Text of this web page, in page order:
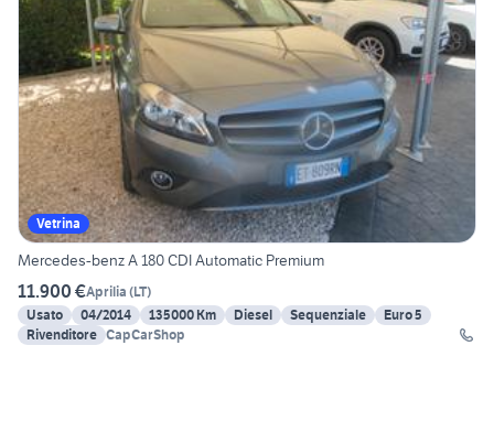
Vetrina
Mercedes-benz A 180 CDI Automatic Premium
11.900 €Aprilia (LT)
Usato
04/2014 135000 Km Diesel Sequenziale
Euro 5
Rivenditore CapCarShop